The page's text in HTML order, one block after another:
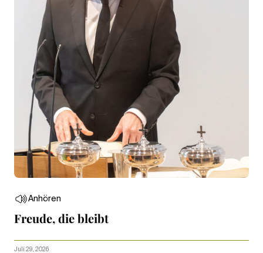
Anhören
Freude, die bleibt
Juli 29, 2026